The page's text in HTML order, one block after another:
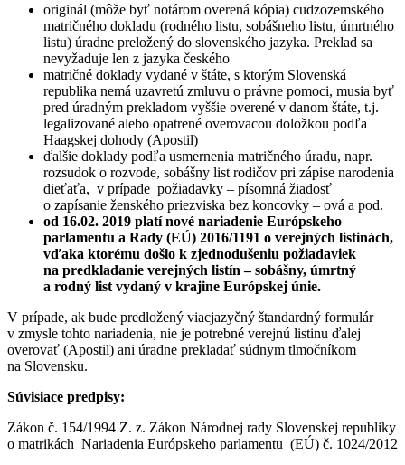
originál (môže byť notárom overená kópia) cudzozemského
matričného dokladu (rodného listu, sobášneho listu, úmrtného
listu) úradne preložený do slovenského jazyka. Preklad sa
nevyžaduje len z jazyka českého
matričné doklady vydané v štáte, s ktorým Slovenská
republika nemá uzavretú zmluvu o právne pomoci, musia byť
pred úradným prekladom vyššie overené v danom štáte, t.j.
legalizované alebo opatrené overovacou doložkou podľa
Haagskej dohody (Apostil)
ďalšie doklady podľa usmernenia matričného úradu, napr.
rozsudok o rozvode, sobášny list rodičov pri zápise narodenia
dieťaťa, v prípade požiadavky – písomná žiadosť
o zapísanie ženského priezviska bez koncovky – ová a pod.
od 16.02. 2019 platí nové nariadenie Európskeho
parlamentu a Rady (EÚ) 2016/1191 o verejných listinách,
vďaka ktorému došlo k zjednodušeniu požiadaviek
na predkladanie verejných listín – sobášny, úmrtný
a rodný list vydaný v krajine Európskej únie.
V prípade, ak bude predložený viacjazyčný štandardný formulár
v zmysle tohto nariadenia, nie je potrebné verejnú listinu ďalej
overovať (Apostil) ani úradne prekladať súdnym tlmočníkom
na Slovensku.
Súvisiace predpisy:
Zákon č. 154/1994 Z. z. Zákon Národnej rady Slovenskej republiky
o matrikách Nariadenia Európskeho parlamentu (EÚ) č. 1024/2012